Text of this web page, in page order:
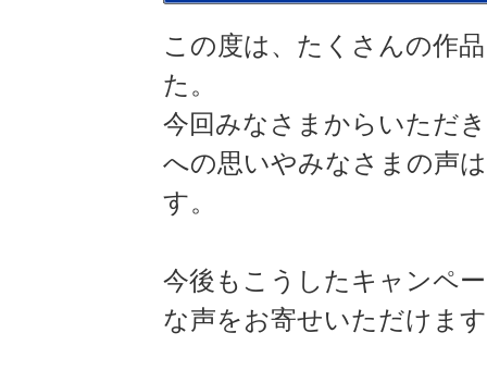
この度は、たくさんの作
た。
今回みなさまからいただ
への思いやみなさまの声
す。
今後もこうしたキャンペ
な声をお寄せいただけま